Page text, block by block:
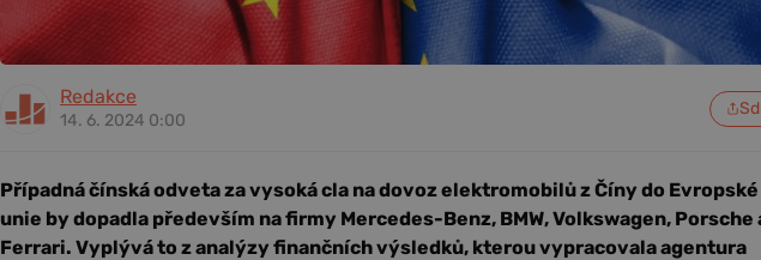
Redakce
14. 6. 2024 0:00
Případná čínská odveta za vysoká cla na dovoz elektromobilů z Číny do Evropské
unie by dopadla především na firmy Mercedes-Benz, BMW, Volkswagen, Porsche
Ferrari. Vyplývá to z analýzy finančních výsledků, kterou vypracovala agentura